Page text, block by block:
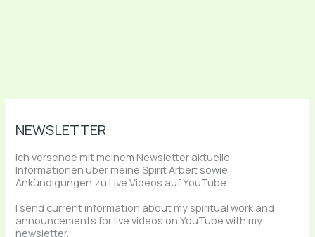
NEWSLETTER
Ich versende mit meinem Newsletter aktuelle
Informationen über meine Spirit Arbeit sowie
Ankündigungen zu Live Videos auf YouTube.
I send current information about my spiritual work and
announcements for live videos on YouTube with my
newsletter.